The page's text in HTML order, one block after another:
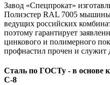
Завод «Спецпрокат»
Полиэстер RAL 7005
ведущих российских
поэтому гарантирует
цинкового и полимерного
профнастил прочен и служит
Сталь по ГОСТу - в основе
C-8